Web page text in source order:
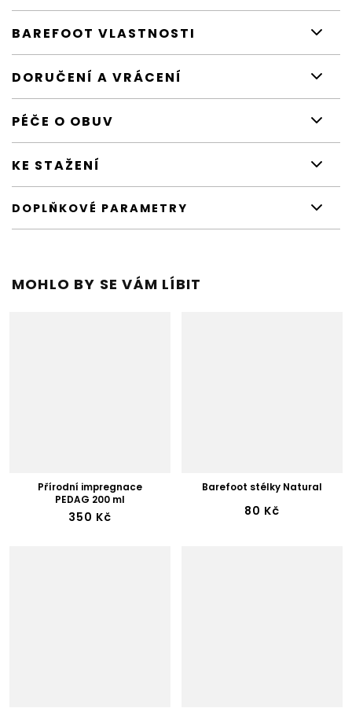
BAREFOOT VLASTNOSTI
DORUČENÍ A VRÁCENÍ
PÉČE O OBUV
KE STAŽENÍ
DOPLŇKOVÉ PARAMETRY
MOHLO BY SE VÁM LÍBIT
Přírodní impregnace
PEDAG 200 ml
350 Kč
Barefoot stélky Natural
80 Kč